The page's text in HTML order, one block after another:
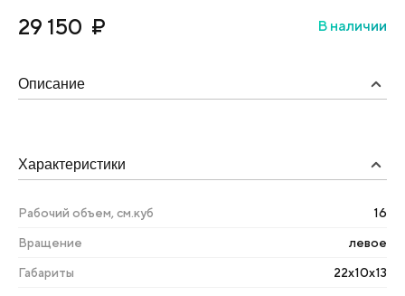
29 150 ₽ В наличии
Описание
Характеристики
Рабочий объем, см.куб 16
Вращение левое
Габариты 22х10х13